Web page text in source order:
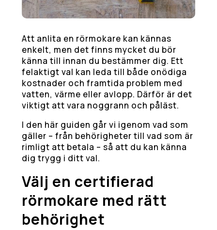
Att anlita en rörmokare kan kännas
enkelt, men det finns mycket du bör
känna till innan du bestämmer dig. Ett
felaktigt val kan leda till både onödiga
kostnader och framtida problem med
vatten, värme eller avlopp. Därför är det
viktigt att vara noggrann och påläst.
I den här guiden går vi igenom vad som
gäller – från behörigheter till vad som är
rimligt att betala – så att du kan känna
dig trygg i ditt val.
Välj en certifierad
rörmokare med rätt
behörighet